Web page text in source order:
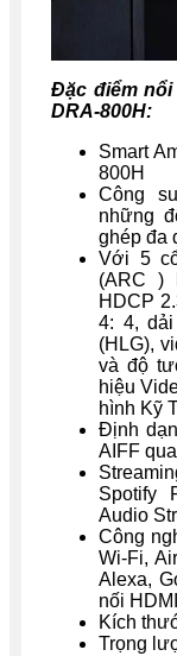
Đặc điểm nổi
DRA-800H:
Smart
800H
Công
những
ghép đa
Với 5
(ARC )
HDCP
4: 4, dải
(HLG),
và độ
hiệu
hình Kỹ
Định
AIFF
Spotify
Audio
Công
Wi-Fi,
Alexa,
nối
Kích
Trọng